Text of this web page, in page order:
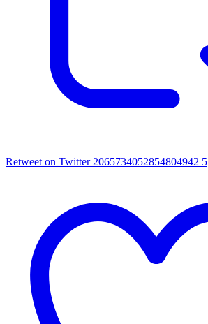
Retweet on Twitter 2065734052854804942 5